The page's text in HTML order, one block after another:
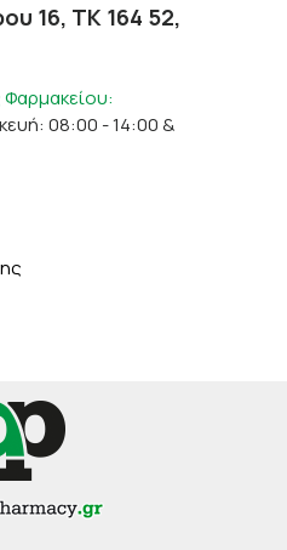
16, ΤΚ 164 52,
Φαρμακείου:
08:00 - 14:00 &